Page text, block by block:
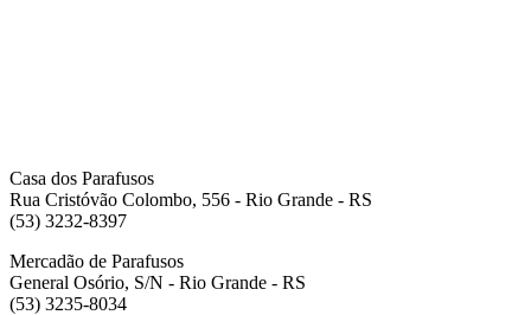
Casa dos Parafusos
Rua Cristóvão Colombo, 556 - Rio Grande - RS
(53) 3232-8397
Mercadão de Parafusos
General Osório, S/N - Rio Grande - RS
(53) 3235-8034